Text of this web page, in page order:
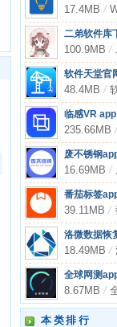
17.4MB/
二弟软件库
100.9MB/
软件天堂官
48.4MB/
临感VR app
235.66MB/
废不锈钢
16.69MB/
番茄标签
39.11MB/
洛微数据恢
18.49MB/
全球网测
8.67MB/
本类排行